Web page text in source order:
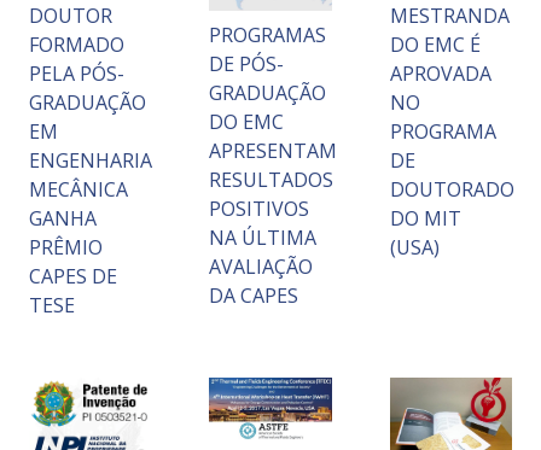
DOUTOR
FORMADO
PELA PÓS-
GRADUAÇÃO
EM
ENGENHARIA
MECÂNICA
GANHA
PRÊMIO
CAPES DE
TESE
PROGRAMAS
DE PÓS-
GRADUAÇÃO
DO EMC
APRESENTAM
RESULTADOS
POSITIVOS
NA ÚLTIMA
AVALIAÇÃO
DA CAPES
MESTRANDA
DO EMC É
APROVADA
NO
PROGRAMA
DE
DOUTORADO
DO MIT
(USA)